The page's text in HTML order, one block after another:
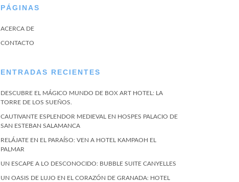
PÁGINAS
ACERCA DE
CONTACTO
ENTRADAS RECIENTES
DESCUBRE EL MÁGICO MUNDO DE BOX ART HOTEL: LA
TORRE DE LOS SUEÑOS.
CAUTIVANTE ESPLENDOR MEDIEVAL EN HOSPES PALACIO DE
SAN ESTEBAN SALAMANCA
RELÁJATE EN EL PARAÍSO: VEN A HOTEL KAMPAOH EL
PALMAR
UN ESCAPE A LO DESCONOCIDO: BUBBLE SUITE CANYELLES
UN OASIS DE LUJO EN EL CORAZÓN DE GRANADA: HOTEL